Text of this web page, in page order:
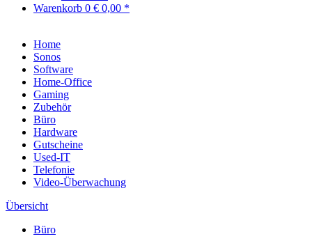
Warenkorb 0 € 0,00 *
Home
Sonos
Software
Home-Office
Gaming
Zubehör
Büro
Hardware
Gutscheine
Used-IT
Telefonie
Video-Überwachung
Übersicht
Büro